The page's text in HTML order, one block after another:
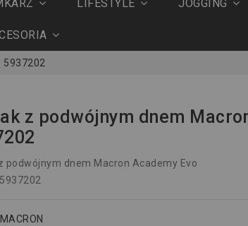
LIFESTYLE JOGGING
5937202
z podwójnym dnem
podwójnym dnem Macron Academy Evo
MACRON